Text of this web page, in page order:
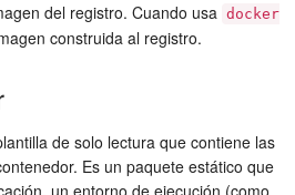
del registro. Cuando usa docker
construida al registro.
de solo lectura que contiene las
Es un paquete estático que